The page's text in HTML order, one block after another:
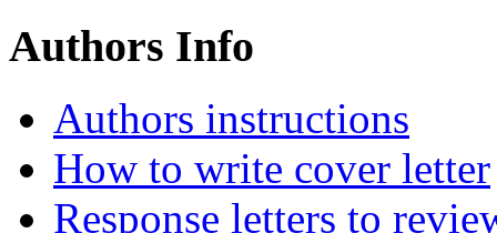
Authors Info
Authors instructions
How to write cover letter
Response letters to